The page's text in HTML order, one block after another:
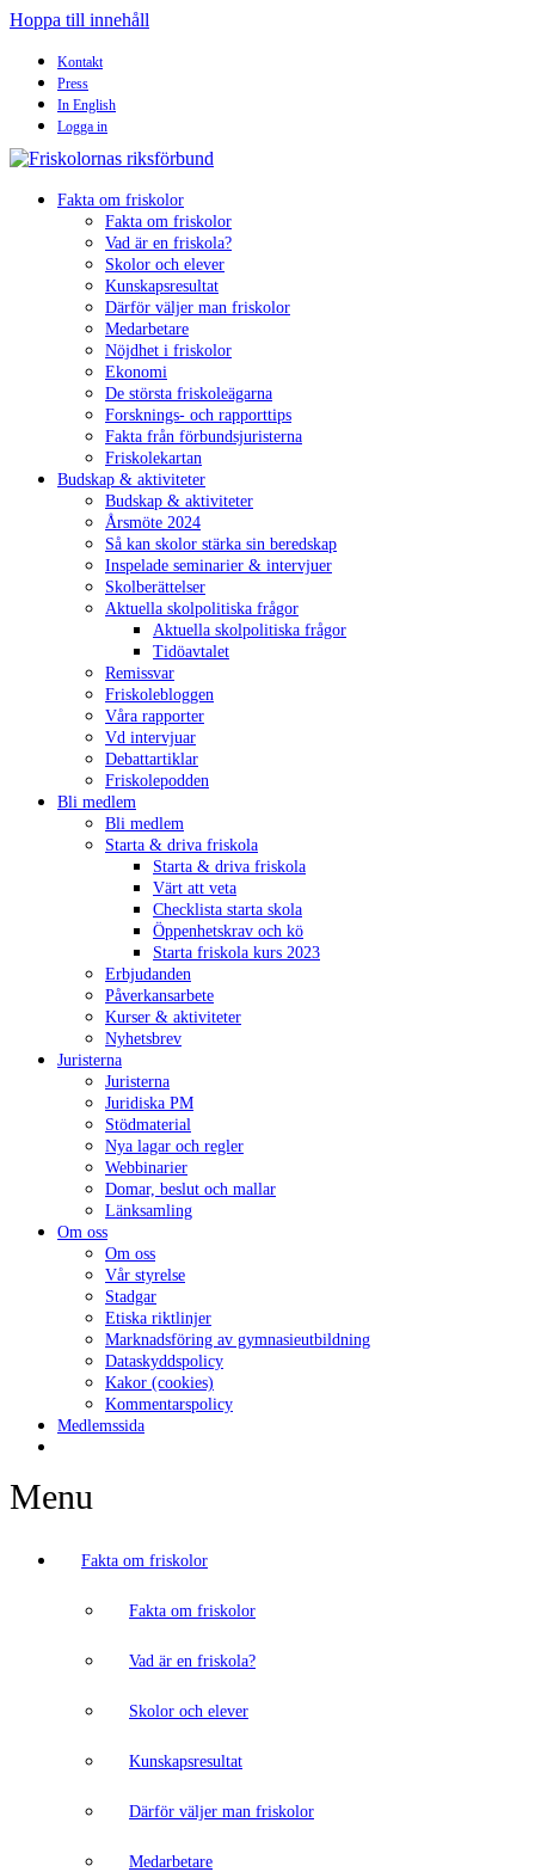
Hoppa till innehåll
Kontakt
Press
In English
Logga in
Fakta om friskolor
Fakta om friskolor
Vad är en friskola?
Skolor och elever
Kunskapsresultat
Därför väljer man friskolor
Medarbetare
Nöjdhet i friskolor
Ekonomi
De största friskoleägarna
Forsknings- och rapporttips
Fakta från förbundsjuristerna
Friskolekartan
Budskap & aktiviteter
Budskap & aktiviteter
Årsmöte 2024
Så kan skolor stärka sin beredskap
Inspelade seminarier & intervjuer
Skolberättelser
Aktuella skolpolitiska frågor
Aktuella skolpolitiska frågor
Tidöavtalet
Remissvar
Friskolebloggen
Våra rapporter
Vd intervjuar
Debattartiklar
Friskolepodden
Bli medlem
Bli medlem
Starta & driva friskola
Starta & driva friskola
Värt att veta
Checklista starta skola
Öppenhetskrav och kö
Starta friskola kurs 2023
Erbjudanden
Påverkansarbete
Kurser & aktiviteter
Nyhetsbrev
Juristerna
Juristerna
Juridiska PM
Stödmaterial
Nya lagar och regler
Webbinarier
Domar, beslut och mallar
Länksamling
Om oss
Om oss
Vår styrelse
Stadgar
Etiska riktlinjer
Marknadsföring av gymnasieutbildning
Dataskyddspolicy
Kakor (cookies)
Kommentarspolicy
Medlemssida
Menu
Fakta om friskolor
Fakta om friskolor
Vad är en friskola?
Skolor och elever
Kunskapsresultat
Därför väljer man friskolor
Medarbetare